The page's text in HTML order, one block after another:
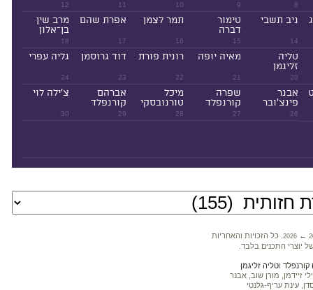
8
9
10
11
12
14
ניב תשבי
15
טימור
דברה
16
תמר לצמן
17
אפרת שהם
18
מרב שין
בן־אלון
20
טליה
זליגמן
21
מאיה יופה
22
רונית פורת
23
דוד גרוסמן
24
גליה עפרי
26
אבנר
פינצ'ובר
27
שפרה
קורנפלד
28
מיכל
טורנובסקי
29
אברהם
קורנפלד
30
צ'ילה לוי
2026 ←
. כל הזכויות והאחריות
יוצרי התכנים בלבד.
וטליה זליגמן
זיידמן, מורן שוב, אבנר
עינת עריף-גלנטי